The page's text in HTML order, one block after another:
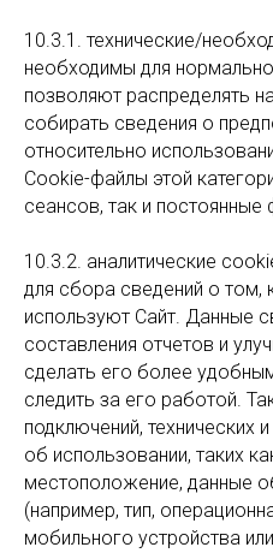
10.3.1. технические/
необходимы для
позволяют распределять
собирать сведения о
относительно
Cookie-файлы этой
сеансов, так и
10.3.2. аналитические
для сбора сведений о том,
используют Сайт. Данные
составления отчетов и
сделать его более
следить за его работой.
подключений, технических
об использовании, таких
местоположение, данные
(например, тип,
мобильного устройства